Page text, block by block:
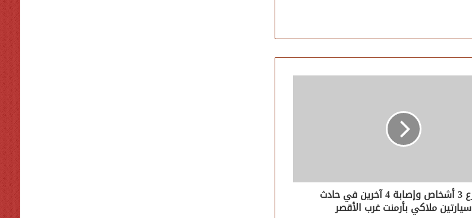
مصرع 3 أشخاص وإصابة 4 آخرين في حادث
سيارتين ملاكي بأرمنت غرب الأقصر